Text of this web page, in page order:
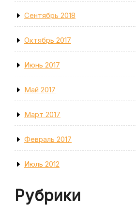
Сентябрь 2018
Октябрь 2017
Июнь 2017
Май 2017
Март 2017
Февраль 2017
Июль 2012
Рубрики